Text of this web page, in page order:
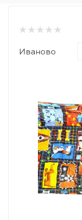
Иваново